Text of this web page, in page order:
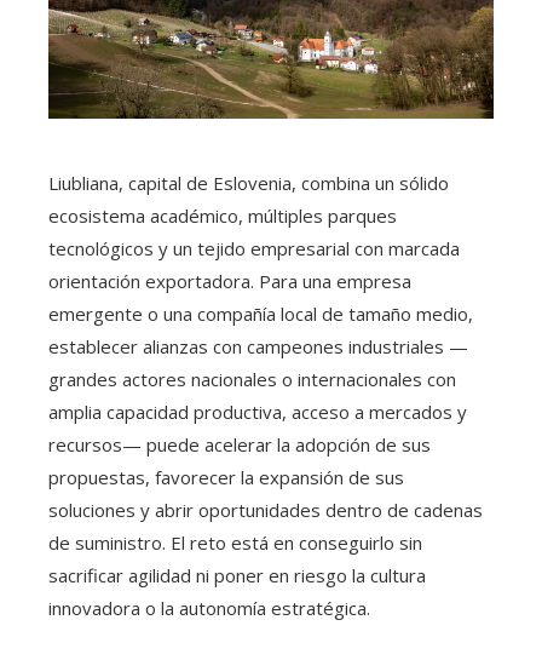
Liubliana, capital de Eslovenia, combina un sólido
ecosistema académico, múltiples parques
tecnológicos y un tejido empresarial con marcada
orientación exportadora. Para una empresa
emergente o una compañía local de tamaño medio,
establecer alianzas con campeones industriales —
grandes actores nacionales o internacionales con
amplia capacidad productiva, acceso a mercados y
recursos— puede acelerar la adopción de sus
propuestas, favorecer la expansión de sus
soluciones y abrir oportunidades dentro de cadenas
de suministro. El reto está en conseguirlo sin
sacrificar agilidad ni poner en riesgo la cultura
innovadora o la autonomía estratégica.